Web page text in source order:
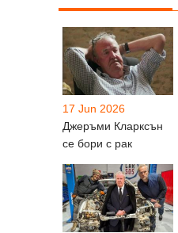
17 Jun 2026
Джеръми Кларксън
се бори с рак